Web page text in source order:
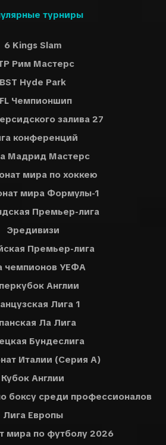
турниры
6 Kings Slam
Рим Мастерс
BST Hyde Park
Чемпионшип
залива 27
конференций
Мадрид Мастерс
мира по хоккею
мира Формулы-1
Премьер-лига
Эредивизи
Премьер-лига
чемпионов УЕФА
Англии
Лига 1
Ла Лига
Бундеслига
Италии (Серия A)
Кубок Англии
боксу среди профессионалов
Лига Европы
мира по футболу 2026